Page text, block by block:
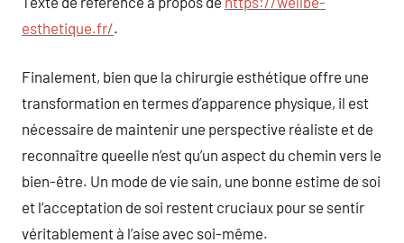
esthetique.fr/.
Finalement, bien que la chirurgie esthétique offre une
transformation en termes d’apparence physique, il est
nécessaire de maintenir une perspective réaliste et de
reconnaître queelle n’est qu’un aspect du chemin vers le
bien-être. Un mode de vie sain, une bonne estime de soi
et l’acceptation de soi restent cruciaux pour se sentir
véritablement à l’aise avec soi-même.